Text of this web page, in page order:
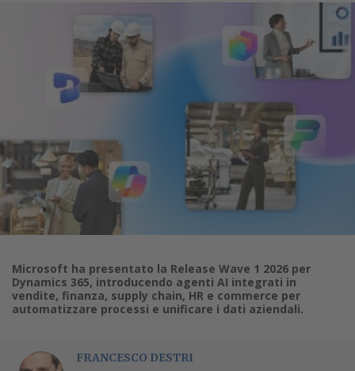
Microsoft ha presentato la Release Wave 1 2026 per
Dynamics 365, introducendo agenti AI integrati in
vendite, finanza, supply chain, HR e commerce per
automatizzare processi e unificare i dati aziendali.
FRANCESCO DESTRI